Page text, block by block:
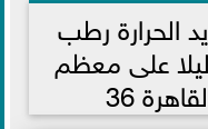
الحرارة رطب
على معظم
36